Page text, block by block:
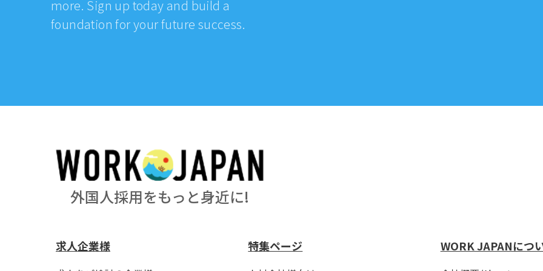
more. Sign up today and build a
foundation for your future success.
外国人採用をもっと身近に!
求人企業様 特集ページ WORK JAPANにつ